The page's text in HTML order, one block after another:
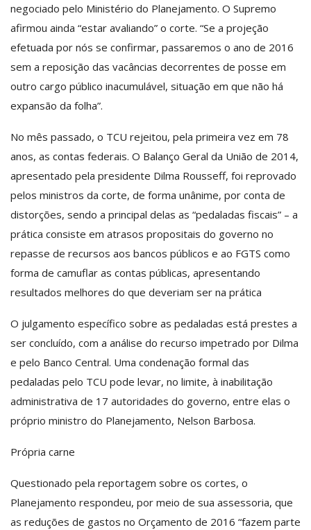
negociado pelo Ministério do Planejamento. O Supremo
afirmou ainda “estar avaliando” o corte. “Se a projeção
efetuada por nós se confirmar, passaremos o ano de 2016
sem a reposição das vacâncias decorrentes de posse em
outro cargo público inacumulável, situação em que não há
expansão da folha”.
No mês passado, o TCU rejeitou, pela primeira vez em 78
anos, as contas federais. O Balanço Geral da União de 2014,
apresentado pela presidente Dilma Rousseff, foi reprovado
pelos ministros da corte, de forma unânime, por conta de
distorções, sendo a principal delas as “pedaladas fiscais” – a
prática consiste em atrasos propositais do governo no
repasse de recursos aos bancos públicos e ao FGTS como
forma de camuflar as contas públicas, apresentando
resultados melhores do que deveriam ser na prática
O julgamento específico sobre as pedaladas está prestes a
ser concluído, com a análise do recurso impetrado por Dilma
e pelo Banco Central. Uma condenação formal das
pedaladas pelo TCU pode levar, no limite, à inabilitação
administrativa de 17 autoridades do governo, entre elas o
próprio ministro do Planejamento, Nelson Barbosa.
Própria carne
Questionado pela reportagem sobre os cortes, o
Planejamento respondeu, por meio de sua assessoria, que
as reduções de gastos no Orçamento de 2016 “fazem parte